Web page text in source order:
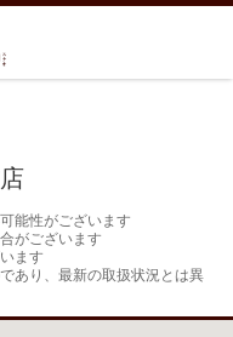
能性がございます
がございます
ます
あり、最新の取扱状況とは異